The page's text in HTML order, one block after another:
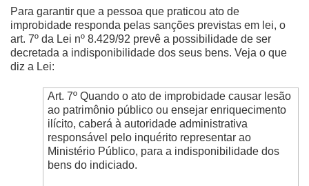
Para garantir que a pessoa que praticou ato de
improbidade responda pelas sanções previstas em lei, o
art. 7º da Lei nº 8.429/92 prevê a possibilidade de ser
decretada a indisponibilidade dos seus bens. Veja o que
diz a Lei:
Art. 7º Quando o ato de improbidade causar lesão
ao patrimônio público ou ensejar enriquecimento
ilícito, caberá à autoridade administrativa
responsável pelo inquérito representar ao
Ministério Público, para a indisponibilidade dos
bens do indiciado.